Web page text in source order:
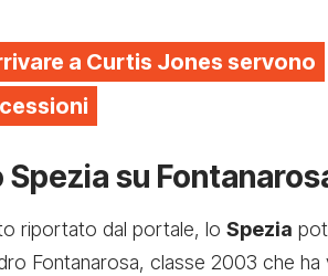
a Curtis Jones servono
Spezia su
riportato dal portale, lo Spezia
Fontanarosa, classe 2003 che